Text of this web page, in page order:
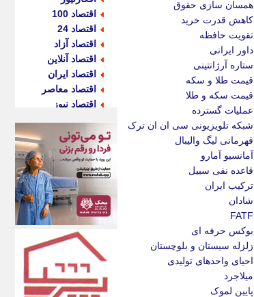
همسان سازی حقوق
کاهش قدرت خرید
تقویت حافظه
داور ایرانی
ستاره آرژانتینی
قیمت طلا و سکه
قیمت سکه و طلا
عملیات گسترده
شبکه تلویزیونی سی ان ان ترک
قهرمانی لیگ والیبال
آمانسیو آمارو
قاعده نفی سبیل
ترکیب ایران
شادان
FATF
بوکس حرفه ای
زلزله سیستان و بلوچستان
احیای واحدهای تولیدی
میلاجرد
پایین لموک
اقتصاد 100
اقتصاد 24
اقتصاد آزاد
اقتصاد آنلاین
اقتصاد ایران
اقتصاد معاصر
اقتصاد نیوز
اکوفارس
اکونگار
اکونیوز
الف
انتشار آنلاین
اندیشه قرن
اندیشه معاصر
اندیشه ها
انرژی پرس
ای استخدام
ایتنا